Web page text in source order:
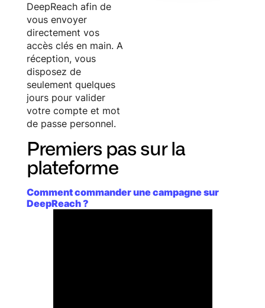
DeepReach afin de
vous envoyer
directement vos
accès clés en main. A
réception, vous
disposez de
seulement quelques
jours pour valider
votre compte et mot
de passe personnel.
Premiers pas sur la
plateforme
Comment commander une campagne sur
DeepReach ?